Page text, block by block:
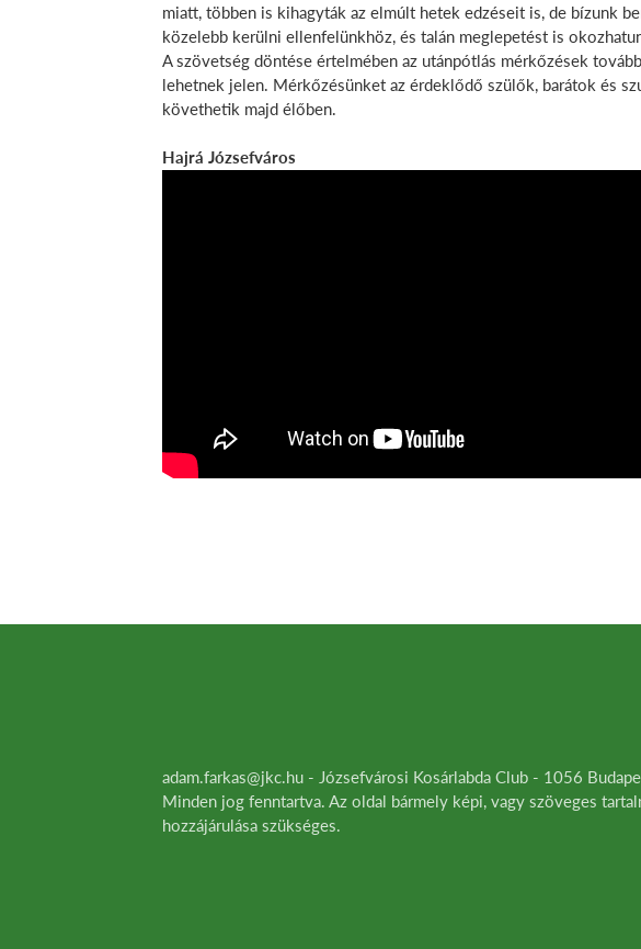
miatt, többen is kihagyták az elmúlt hetek edzéseit is, de bízunk
közelebb kerülni ellenfelünkhöz, és talán meglepetést is
A szövetség döntése értelmében az utánpótlás mérkőzések
lehetnek jelen. Mérkőzésünket az érdeklődő szülők, barátok és
követhetik majd élőben.
Hajrá Józsefváros
adam.farkas@jkc.hu - Józsefvárosi Kosárlabda Club - 1056
Minden jog fenntartva. Az oldal bármely képi, vagy szöveges
hozzájárulása szükséges.